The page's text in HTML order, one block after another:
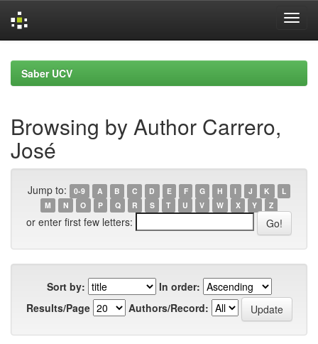
navigationSaber UCV
Browsing by Author Carrero,
José
Jump to: 0-9 A B C D E F G H I J K
L
M
N O P Q R S T U V W X Y Z
or enter first few letters:
Sort by:
In order:
Results/Page
Authors/Record: